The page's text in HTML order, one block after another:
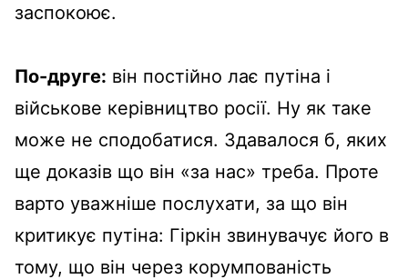
заспокоює.
По-друге: він постійно лає путіна і
військове керівництво росії. Ну як таке
може не сподобатися. Здавалося б, яких
ще доказів що він «за нас» треба. Проте
варто уважніше послухати, за що він
критикує путіна: Гіркін звинувачує його в
тому, що він через корумпованість